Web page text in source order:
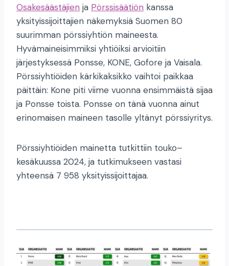
Osakesäästäjien ja Pörssisäätiön kanssa
yksityissijoittajien näkemyksiä Suomen 80
suurimman pörssiyhtiön maineesta.
Hyvämaineisimmiksi yhtiöiksi arvioitiin
järjestyksessä Ponsse, KONE, Gofore ja Vaisala.
Pörssiyhtiöiden kärkikaksikko vaihtoi paikkaa
päittäin: Kone piti viime vuonna ensimmäistä sijaa
ja Ponsse toista. Ponsse on tänä vuonna ainut
erinomaisen maineen tasolle yltänyt pörssiyritys.
Pörssiyhtiöiden mainetta tutkittiin touko–
kesäkuussa 2024, ja tutkimukseen vastasi
yhteensä 7 958 yksityissijoittajaa.